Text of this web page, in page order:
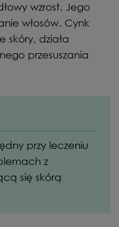
wzrost. Jego
włosów. Cynk
skóry, działa
przesuszania
przy leczeniu
z
się skórą